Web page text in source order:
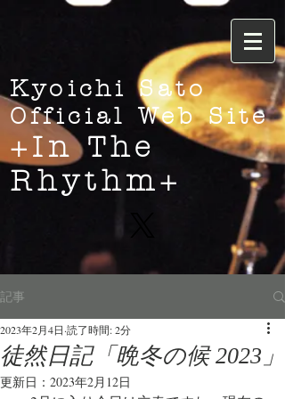
Kyoichi Sato
Official Web Site
+In The
Rhythm+
記事
徒然日記「晩冬の候 2023」
2023年2月4日 読了時間: 2分
更新日： 2023年2月12日